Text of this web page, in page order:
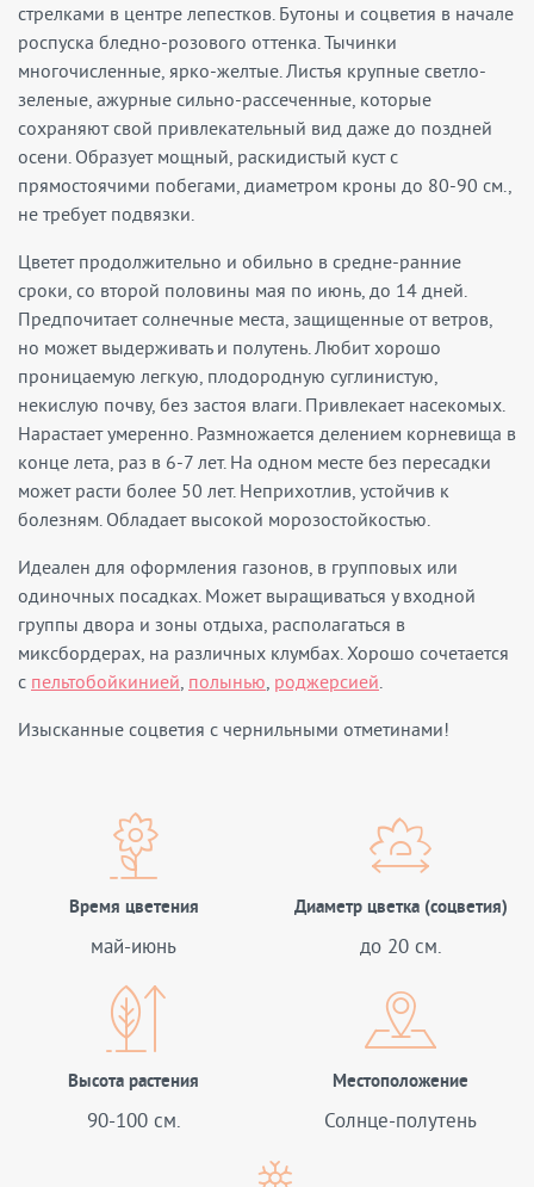
стрелками в центре лепестков. Бутоны и соцветия в начале
роспуска бледно-розового оттенка. Тычинки
многочисленные, ярко-желтые. Листья крупные светло-
зеленые, ажурные сильно-рассеченные, которые
сохраняют свой привлекательный вид даже до поздней
осени. Образует мощный, раскидистый куст с
прямостоячими побегами, диаметром кроны до 80-90 см.,
не требует подвязки.
Цветет продолжительно и обильно в средне-ранние
сроки, со второй половины мая по июнь, до 14 дней.
Предпочитает солнечные места, защищенные от ветров,
но может выдерживать и полутень. Любит хорошо
проницаемую легкую, плодородную суглинистую,
некислую почву, без застоя влаги. Привлекает насекомых.
Нарастает умеренно. Размножается делением корневища в
конце лета, раз в 6-7 лет. На одном месте без пересадки
может расти более 50 лет. Неприхотлив, устойчив к
болезням. Обладает высокой морозостойкостью.
Идеален для оформления газонов, в групповых или
одиночных посадках. Может выращиваться у входной
группы двора и зоны отдыха, располагаться в
миксбордерах, на различных клумбах. Хорошо сочетается
с пельтобойкинией, полынью, роджерсией.
Изысканные соцветия с чернильными отметинами!
Время цветения
май-июнь
Диаметр цветка (соцветия)
до 20 см.
Высота растения
90-100 см.
Местоположение
Солнце-полутень